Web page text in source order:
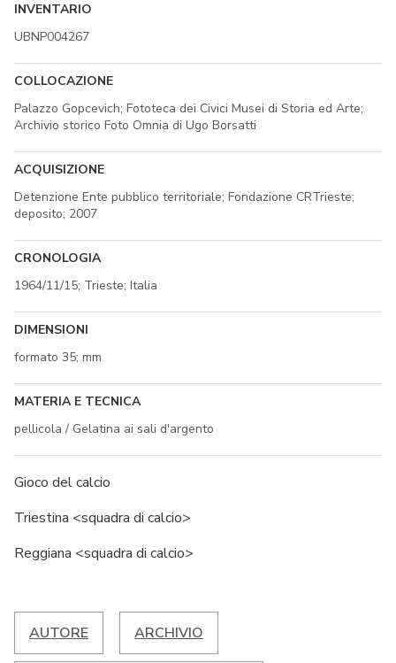
INVENTARIO
UBNP004267
COLLOCAZIONE
Palazzo Gopcevich; Fototeca dei Civici Musei di Storia ed Arte;
Archivio storico Foto Omnia di Ugo Borsatti
ACQUISIZIONE
Detenzione Ente pubblico territoriale; Fondazione CRTrieste;
deposito; 2007
CRONOLOGIA
1964/11/15; Trieste; Italia
DIMENSIONI
formato 35; mm
MATERIA E TECNICA
pellicola / Gelatina ai sali d'argento
Gioco del calcio
Triestina <squadra di calcio>
Reggiana <squadra di calcio>
AUTORE ARCHIVIO